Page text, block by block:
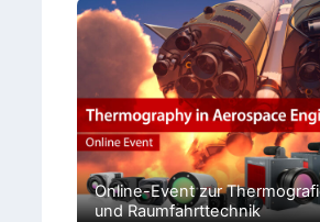
Online-Event zur
und Raumfahrttechnik